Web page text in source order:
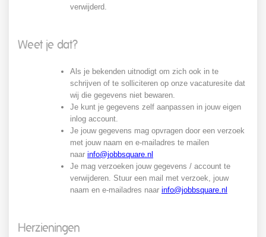
verwijderd.
Weet je dat?
Als je bekenden uitnodigt om zich ook in te
schrijven of te solliciteren op onze vacaturesite dat
wij die gegevens niet bewaren.
Je kunt je gegevens zelf aanpassen in jouw eigen
inlog account.
Je jouw gegevens mag opvragen door een verzoek
met jouw naam en e-mailadres te mailen
naar info@jobbsquare.nl
Je mag verzoeken jouw gegevens / account te
verwijderen. Stuur een mail met verzoek, jouw
naam en e-mailadres naar info@jobbsquare.nl
Herzieningen